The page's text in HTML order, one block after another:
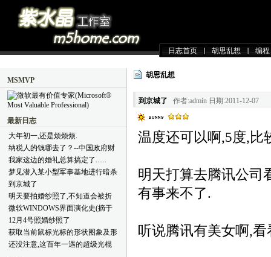
日志首页 胡思乱想 编程
胡思乱想
到京城了 作者:admin 日期:2011-12-07
温度还可以啊,5度,比
明天打算去腾讯公司
有事来不了.
听说腾讯有美女啊,
MSMVP
最新日志
大年初一,还是烦烦烦.
纳税人的钱哪去了？--中国政府财
政支出简明教程(摘于好友BLOG)
我家这边的婚礼总算搞定了......
梦见潜入某小型军事基地进行暗杀
到京城了
明天要拍婚纱照了,不知道会被折
腾成什么样子
微软WINDOWS界面演化史(摘于
网络)
12月4号照婚纱照了
获取当前鼠标光标的形状图象及形
状代码(VB6.0代码)
还没注意,这百年一遇的超级光棍